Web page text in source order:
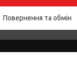
Повернення та обмін